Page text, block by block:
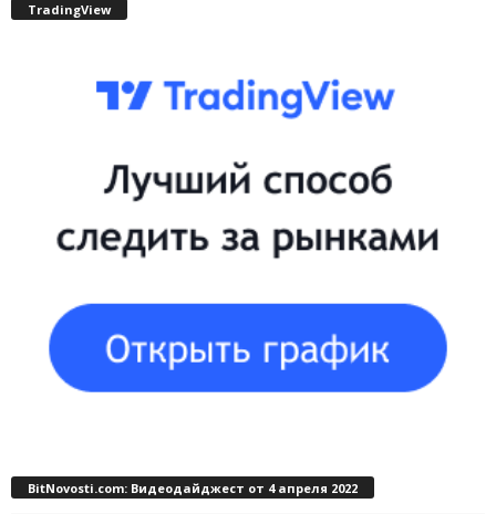
TradingView
BitNovosti.com: Видеодайджест от 4 апреля 2022